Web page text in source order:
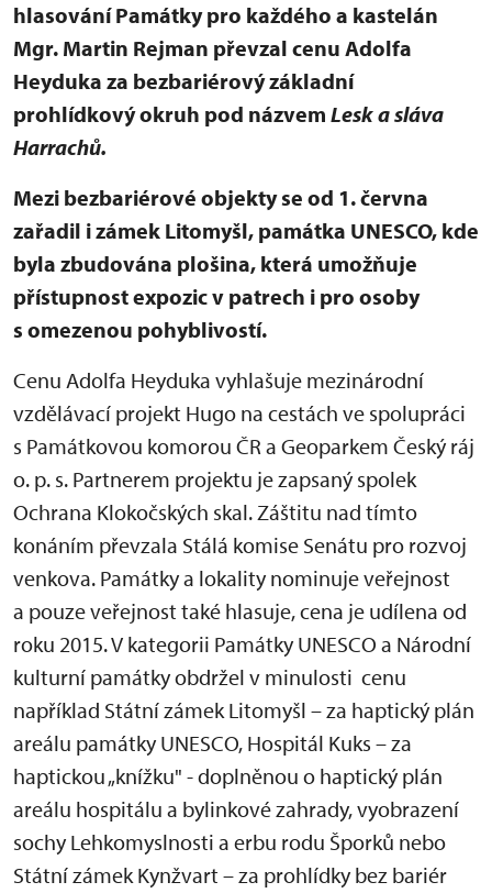
hlasování Památky pro každého a kastelán
Mgr. Martin Rejman převzal cenu Adolfa
Heyduka za bezbariérový základní
prohlídkový okruh pod názvem Lesk a sláva
Harrachů.
Mezi bezbariérové objekty se od 1. června
zařadil i zámek Litomyšl, památka UNESCO, kde
byla zbudována plošina, která umožňuje
přístupnost expozic v patrech i pro osoby
s omezenou pohyblivostí.
Cenu Adolfa Heyduka vyhlašuje mezinárodní
vzdělávací projekt Hugo na cestách ve spolupráci
s Památkovou komorou ČR a Geoparkem Český ráj
o. p. s. Partnerem projektu je zapsaný spolek
Ochrana Klokočských skal. Záštitu nad tímto
konáním převzala Stálá komise Senátu pro rozvoj
venkova. Památky a lokality nominuje veřejnost
a pouze veřejnost také hlasuje, cena je udílena od
roku 2015. V kategorii Památky UNESCO a Národní
kulturní památky obdržel v minulosti cenu
například Státní zámek Litomyšl – za haptický plán
areálu památky UNESCO, Hospitál Kuks – za
haptickou „knížku" - doplněnou o haptický plán
areálu hospitálu a bylinkové zahrady, vyobrazení
sochy Lehkomyslnosti a erbu rodu Šporků nebo
Státní zámek Kynžvart – za prohlídky bez bariér